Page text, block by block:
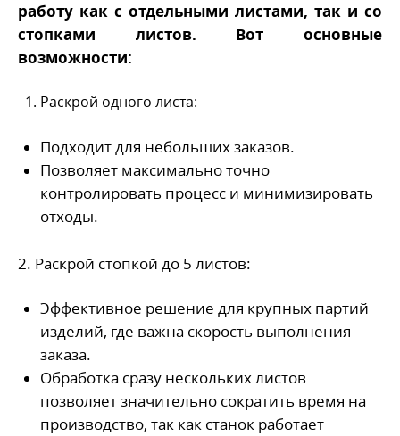
работу как с отдельными листами, так и со
стопками листов. Вот основные
возможности:
Раскрой одного листа:
Подходит для небольших заказов.
Позволяет максимально точно
контролировать процесс и минимизировать
отходы.
2. Раскрой стопкой до 5 листов:
Эффективное решение для крупных партий
изделий, где важна скорость выполнения
заказа.
Обработка сразу нескольких листов
позволяет значительно сократить время на
производство, так как станок работает